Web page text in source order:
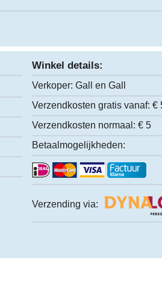
Winkel details:
Verkoper: Gall en Gall
Verzendkosten gratis vanaf: €
Verzendkosten normaal: € 5
Betaalmogelijkheden:
Verzending via: